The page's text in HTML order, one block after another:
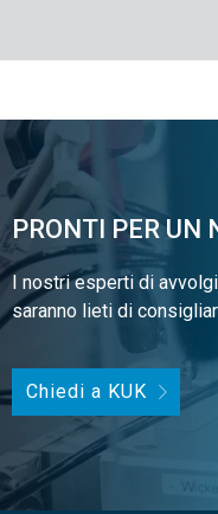
PRONTI PER UN
I nostri esperti di
saranno lieti di
Chiedi a KUK